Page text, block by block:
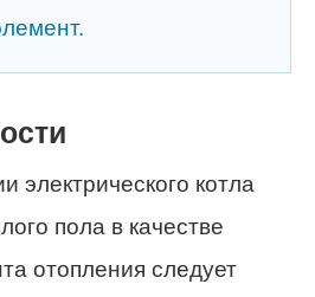
электрического котла
пола в качестве
отопления следует